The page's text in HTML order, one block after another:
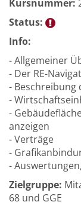
Kursnummer:
Status:
Info:
- Allgemeiner
- Der RE-
-
-
-
anzeigen
- Verträge
-
-
Zielgruppe:
68 und GGE